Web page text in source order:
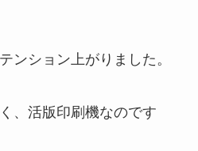
ンション上がりました。
、活版印刷機なのです